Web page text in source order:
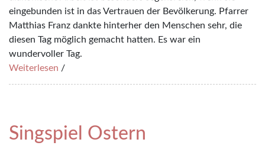
eingebunden ist in das Vertrauen der Bevölkerung. Pfarrer
Matthias Franz dankte hinterher den Menschen sehr, die
diesen Tag möglich gemacht hatten. Es war ein
wundervoller Tag.
Weiterlesen /
Singspiel Ostern